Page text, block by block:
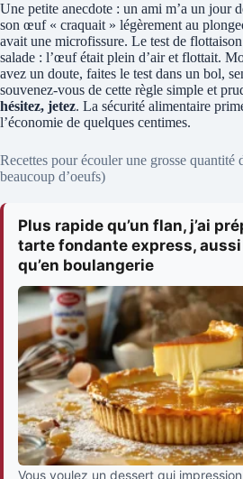
Une petite anecdote : un ami m’a un jour
son œuf « craquait » légèrement au
avait une microfissure. Le test de
salade : l’œuf était plein d’air et flottait.
avez un doute, faites le test dans un bol,
souvenez-vous de cette règle simple et
hésitez, jetez. La sécurité alimentaire
l’économie de quelques centimes.
Recettes pour écouler une grosse quantité
beaucoup d’oeufs)
Plus rapide qu’un flan, j’ai
tarte fondante express,
qu’en boulangerie
Vous voulez un dessert qui